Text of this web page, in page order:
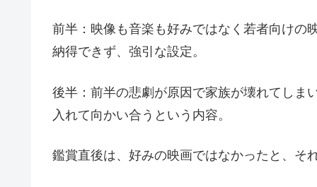
前半：映像も音楽も好みではなく若者向けの
納得できず、強引な設定。
後半：前半の悲劇が原因で家族が壊れてしま
入れて向かい合うという内容。
鑑賞直後は、好みの映画ではなかったと、そ